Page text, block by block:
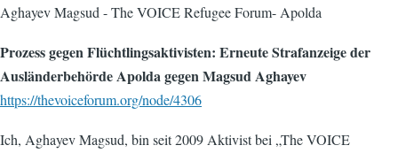
Aghayev Magsud - The VOICE Refugee Forum- Apolda
Prozess gegen Flüchtlingsaktivisten: Erneute Strafanzeige der
Ausländerbehörde Apolda gegen Magsud Aghayev
https://thevoiceforum.org/node/4306
Ich, Aghayev Magsud, bin seit 2009 Aktivist bei „The VOICE